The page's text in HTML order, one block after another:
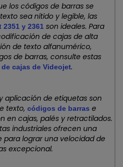
los códigos de barras se
sea nítido y legible, las
2351 y 2361 son ideales. Para
de cajas de alta
de texto alfanumérico,
de barras, consulte estas
cajas de Videojet.
aplicación de etiquetas son
texto, códigos de barras e
en cajas, palés y retractilados.
industriales ofrecen una
lograr una velocidad de
excepcional.